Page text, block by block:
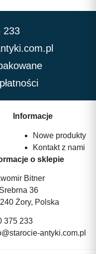
233
Informacje
Nowe produkty
Kontakt z nami
o sklepie
Bitner
36
Żory, Polska
375 233
antyki.com.pl